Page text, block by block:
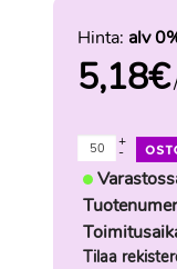
Hinta: alv
5,18€
-
+
Tilaa